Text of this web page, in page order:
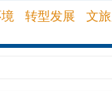
转型发展 文